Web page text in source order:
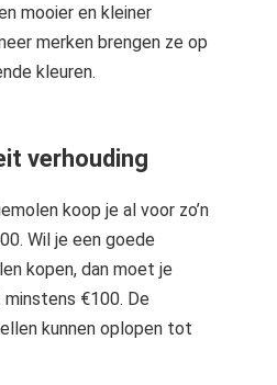
mooier en kleiner
merken brengen ze op
kleuren.
verhouding
koop je al voor zo’n
Wil je een goede
kopen, dan moet je
€100. De
kunnen oplopen tot